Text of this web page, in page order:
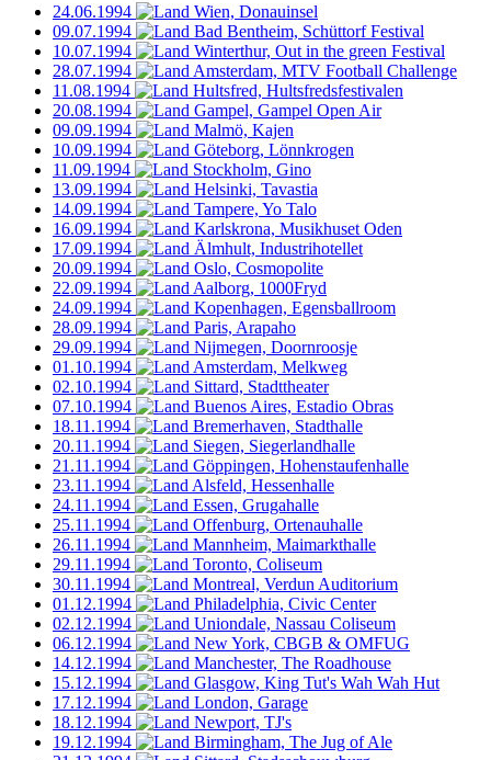
24.06.1994
Wien, Donauinsel
09.07.1994
Bad Bentheim, Schüttorf Festival
10.07.1994
Winterthur, Out in the green Festival
28.07.1994
Amsterdam, MTV Football Challenge
11.08.1994
Hultsfred, Hultsfredsfestivalen
20.08.1994
Gampel, Gampel Open Air
09.09.1994
Malmö, Kajen
10.09.1994
Göteborg, Lönnkrogen
11.09.1994
Stockholm, Gino
13.09.1994
Helsinki, Tavastia
14.09.1994
Tampere, Yo Talo
16.09.1994
Karlskrona, Musikhuset Oden
17.09.1994
Älmhult, Industrihotellet
20.09.1994
Oslo, Cosmopolite
22.09.1994
Aalborg, 1000Fryd
24.09.1994
Kopenhagen, Egensballroom
28.09.1994
Paris, Arapaho
29.09.1994
Nijmegen, Doornroosje
01.10.1994
Amsterdam, Melkweg
02.10.1994
Sittard, Stadttheater
07.10.1994
Buenos Aires, Estadio Obras
18.11.1994
Bremerhaven, Stadthalle
20.11.1994
Siegen, Siegerlandhalle
21.11.1994
Göppingen, Hohenstaufenhalle
23.11.1994
Alsfeld, Hessenhalle
24.11.1994
Essen, Grugahalle
25.11.1994
Offenburg, Ortenauhalle
26.11.1994
Mannheim, Maimarkthalle
29.11.1994
Toronto, Coliseum
30.11.1994
Montreal, Verdun Auditorium
01.12.1994
Philadelphia, Civic Center
02.12.1994
Uniondale, Nassau Coliseum
06.12.1994
New York, CBGB & OMFUG
14.12.1994
Manchester, The Roadhouse
15.12.1994
Glasgow, King Tut's Wah Wah Hut
17.12.1994
London, Garage
18.12.1994
Newport, TJ's
19.12.1994
Birmingham, The Jug of Ale